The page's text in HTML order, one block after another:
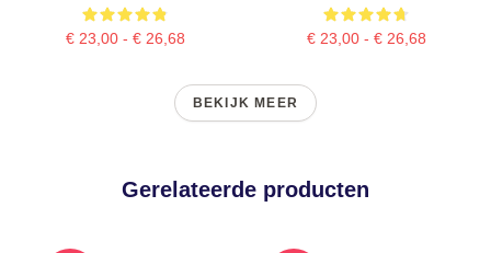
€ 23,00 - € 26,68 € 23,00 - € 26,68
BEKIJK MEER
Gerelateerde producten